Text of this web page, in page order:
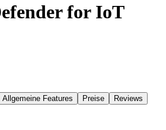
for IoT
Allgemeine Features Preise Reviews